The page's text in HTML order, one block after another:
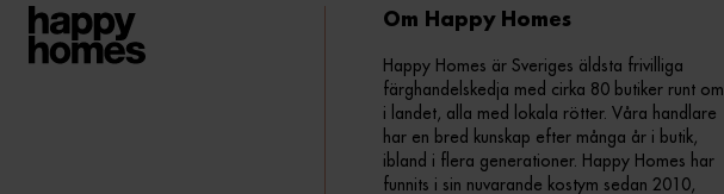
Om Happy Homes
Happy Homes är Sveriges äldsta frivilliga
färghandelskedja med cirka 80 butiker runt om
i landet, alla med lokala rötter. Våra handlare
har en bred kunskap efter många år i butik,
ibland i flera generationer. Happy Homes har
funnits i sin nuvarande kostym sedan 2010,